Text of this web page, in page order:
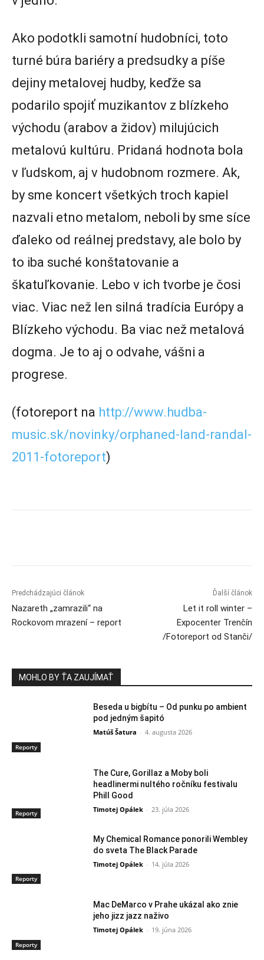
Ako podotkli samotní hudobníci, toto
turné búra bariéry a predsudky a píše
dejiny metalovej hudby, keďže sa
podarilo spojiť muzikantov z blízkeho
východu (arabov a židov) milujúcich
metalovú kultúru. Pridaná hodnota bola
v ľudskom, aj v hudobnom rozmere. Ak,
by sme koncert všetkých troch kapiel
nazvali etno metalom, neboli by sme síce
ďaleko od reálnej predstavy, ale bolo by
to iba suché konštatovanie a
škatuľkovanie. Lebo v ich tvorbe je čosi
viac. Viac než len silná tradícia Európy a
Blízkeho východu. Ba viac než metalová
dogma. Je to aj o odvahe, vášni a
progrese.
(fotoreport na http://www.hudba-
music.sk/novinky/orphaned-land-randal-
2011-fotoreport)
Predchádzajúci článok
Nazareth „zamrazili“ na
Rockovom mrazení – report
Ďalší článok
Let it roll winter –
Expocenter Trenčín
/Fotoreport od Stanči/
MOHLO BY ŤA ZAUJÍMAŤ
Reporty
Beseda u bigbítu – Od punku po ambient
pod jedným šapitó
Matúš Šatura - 4. augusta 2026
Reporty
The Cure, Gorillaz a Moby boli
headlinermi nultého ročníku festivalu
Phill Good
Timotej Opálek - 23. júla 2026
Reporty
My Chemical Romance ponorili Wembley
do sveta The Black Parade
Timotej Opálek - 14. júla 2026
Reporty
Mac DeMarco v Prahe ukázal ako znie
jeho jizz jazz naživo
Timotej Opálek - 19. júna 2026